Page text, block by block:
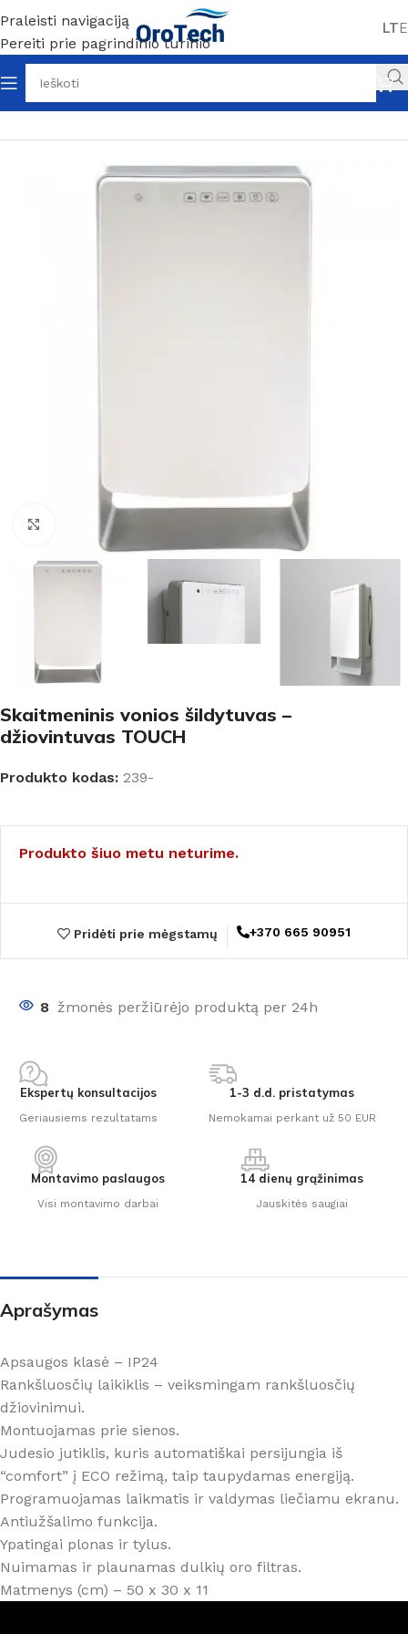
Praleisti navigaciją
Pereiti prie pagrindinio turinio
LT
Pradžia Be kategorijos
Padidinti
Skaitmeninis vonios šildytuvas –
džiovintuvas TOUCH
Produkto kodas: 239-
Produkto šiuo metu neturime.
Pridėti prie mėgstamų +370 665 90951
8 žmonės peržiūrėjo produktą per 24h
Ekspertų konsultacijos
Geriausiems rezultatams
1-3 d.d. pristatymas
Nemokamai perkant už 50 EUR
Montavimo paslaugos
Visi montavimo darbai
14 dienų grąžinimas
Jauskitės saugiai
Aprašymas
Apsaugos klasė – IP24
Rankšluosčių laikiklis – veiksmingam rankšluosčių
džiovinimui.
Montuojamas prie sienos.
Judesio jutiklis, kuris automatiškai persijungia iš
“comfort” į ECO režimą, taip taupydamas energiją.
Programuojamas laikmatis ir valdymas liečiamu ekranu.
Antiužšalimo funkcija.
Ypatingai plonas ir tylus.
Nuimamas ir plaunamas dulkių oro filtras.
Matmenys (cm) – 50 x 30 x 11